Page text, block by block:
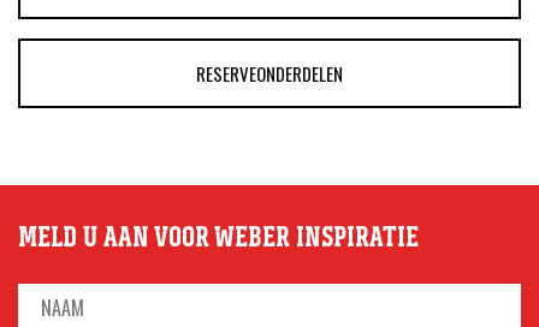
RESERVEONDERDELEN
MELD U AAN VOOR WEBER INSPIRATIE